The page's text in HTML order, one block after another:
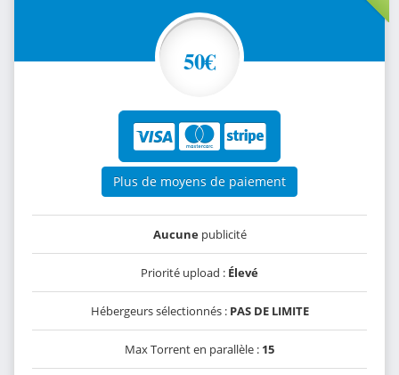
50€
Plus de moyens de paiement
Aucunepublicité
Priorité upload : Élevé
Hébergeurs sélectionnés : PAS DE LIMITE
Max Torrent en parallèle : 15